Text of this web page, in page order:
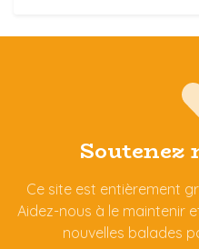
Soutenez
Ce site est entièrement
Aidez-nous à le maintenir
nouvelles balades